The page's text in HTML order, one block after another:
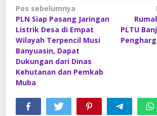
Navigasi
pos
Pos sebelumnya
PLN Siap Pasang Jaringan
Listrik Desa di Empat
Wilayah Terpencil Musi
Banyuasin, Dapat
Dukungan dari Dinas
Kehutanan dan Pemkab
Muba
PLTU